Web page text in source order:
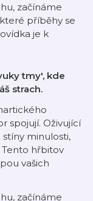
začínáme
příběhy se
je k
tmy', kde
strach.
spojují. Oživující
minulosti,
Tento hřbitov
vašich
začínáme